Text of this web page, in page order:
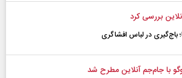
بررسی کرد
باج‌گیری در لباس افشاگری
با جام‌جم آنلاین مطرح شد